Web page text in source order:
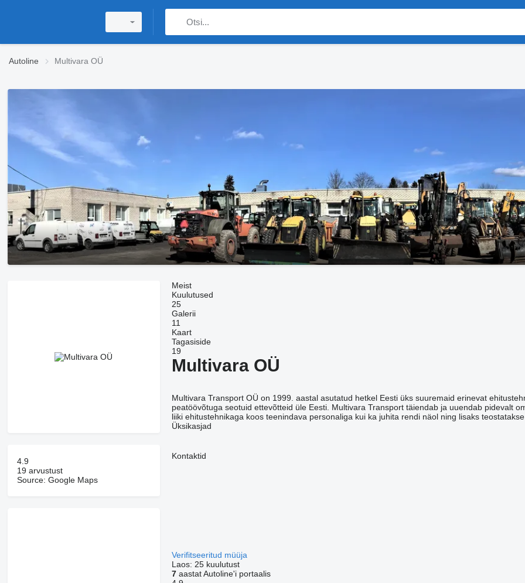
Autoline Multivara OÜ
4.9
19 arvustust
Source: Google Maps
Meist
Kuulutused
25
Galerii
11
Kaart
Tagasiside
19
Multivara OÜ
Multivara Transport OÜ on 1999. aastal asutatud hetkel Eesti üks suuremaid erinevat
peatöövõtuga seotuid ettevõtteid üle Eesti. Multivara Transport täiendab ja uuendab pidevalt
liiki ehitustehnikaga koos teenindava personaliga kui ka juhita rendi näol ning lisaks
Üksikasjad
Kontaktid
Verifitseeritud müüja
Laos: 25 kuulutust
7aastat Autoline'i portaalis